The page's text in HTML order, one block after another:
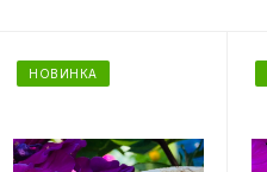
НОВИНКА